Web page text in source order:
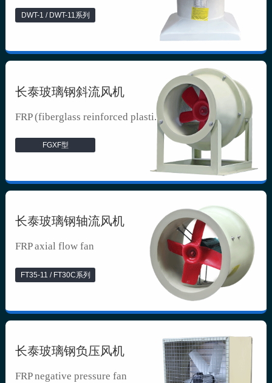
DWT-1 / DWT-11系列
长泰玻璃钢斜流风机
FRP (fiberglass reinforced plasti...
FGXF型
长泰玻璃钢轴流风机
FRP axial flow fan
FT35-11 / FT30C系列
长泰玻璃钢负压风机
FRP negative pressure fan